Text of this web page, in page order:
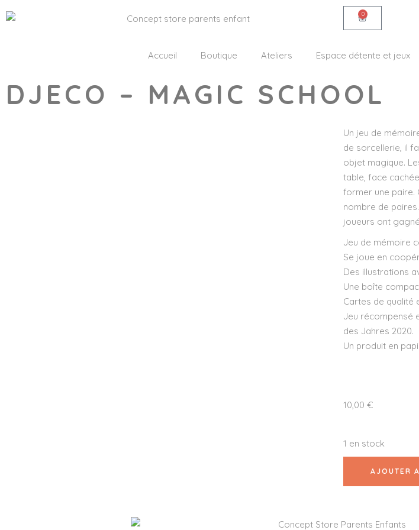
0
Accueil Boutique Ateliers Espace détente et jeux
DJECO – MAGIC SCHOOL
Un jeu de
de sorcellerie, il
objet magique.
table, face
former une paire.
nombre de
joueurs ont
Jeu de mémoire
Se joue en
Des illustrations
Une boîte
Cartes de qualité
Jeu récompensé
des Jahres 2020.
Un produit en
10,00 €
1 en stock
AJOUTER